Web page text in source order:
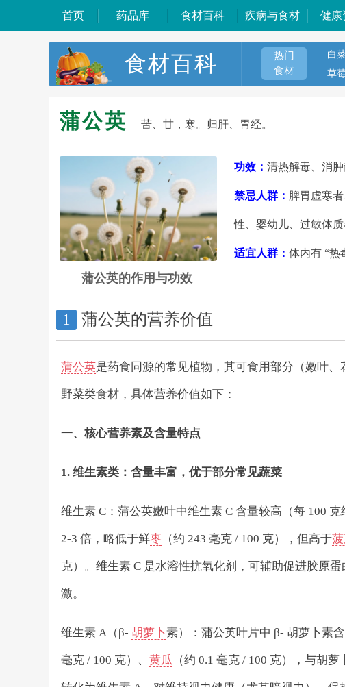
首页 药品库 食材百科 疾病与食材 健康
食材百科
热门
食材
白
草
蒲公英 苦、甘，寒。归肝、胃经。
蒲公英的作用与功效
功效： 清热解毒、消
禁忌人群： 脾胃虚寒
性、婴幼儿、过敏体
适宜人群： 体内有 “热
1 蒲公英的营养价值
蒲公英是药食同源的常见植物，其可食用部分（嫩叶
野菜类食材，具体营养价值如下：
一、核心营养素及含量特点
1. 维生素类：含量丰富，优于部分常见蔬菜
维生素 C：蒲公英嫩叶中维生素 C 含量较高（每 100
2-3 倍，略低于鲜枣 （约 243 毫克 / 100 克），但高于
克）。维生素 C 是水溶性抗氧化剂，可辅助促进胶原
激。
维生素 A（β- 胡萝卜素）：蒲公英叶片中 β- 胡萝卜素
毫克 / 100 克）、 黄瓜 （约 0.1 毫克 / 100 克），与胡